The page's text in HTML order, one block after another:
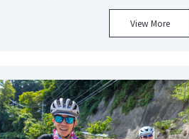
View More